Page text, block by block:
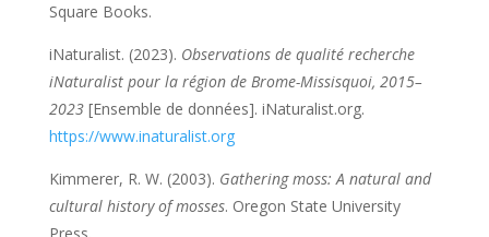
Square Books.
iNaturalist. (2023). Observations de qualité recherche
iNaturalist pour la région de Brome-Missisquoi, 2015–
2023[Ensemble de données]. iNaturalist.org.
https://www.inaturalist.org
Kimmerer, R. W. (2003). Gathering moss: A natural and
cultural history of mosses. Oregon State University